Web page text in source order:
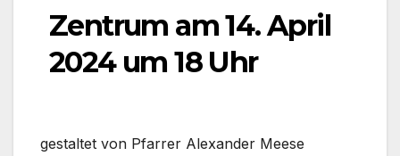
Zentrum am 14. April
2024 um 18 Uhr
gestal­tet von Pfar­rer Alex­an­der Mee­se